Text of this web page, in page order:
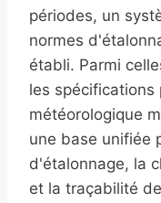
périodes, un
normes
établi. Parmi
les
météorologique
une base unifiée
d'étalonnage, la
et la traçabilité